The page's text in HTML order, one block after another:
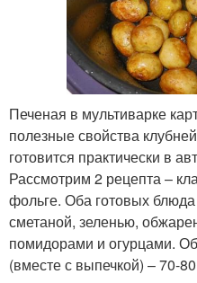
Печеная в мультиварке
полезные свойства
готовится практически в
Рассмотрим 2 рецепта –
фольге. Оба готовых
сметаной, зеленью,
помидорами и огурцами.
(вместе с выпечкой) – 70-